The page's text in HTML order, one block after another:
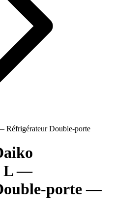
Double-porte
L —
porte —